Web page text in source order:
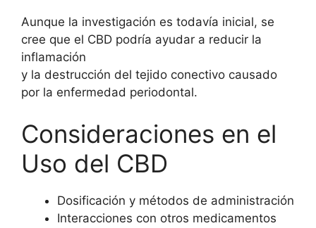
Aunque la investigación es todavía inicial, se
cree que el CBD podría ayudar a reducir la
inflamación
y la destrucción del tejido conectivo causado
por la enfermedad periodontal.
Consideraciones en el
Uso del CBD
Dosificación y métodos de administración
Interacciones con otros medicamentos